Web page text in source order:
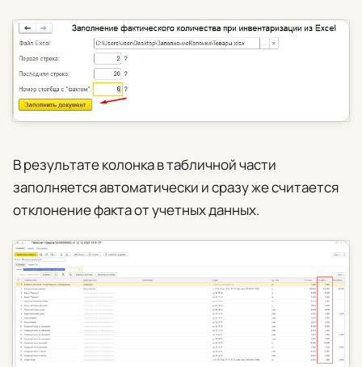
В результате колонка в табличной части
заполняется автоматически и сразу же считается
отклонение факта от учетных данных.